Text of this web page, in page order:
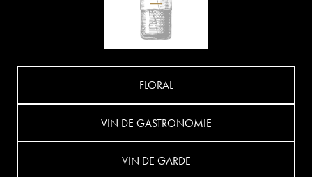
FLORAL
VIN DE GASTRONOMIE
VIN DE GARDE